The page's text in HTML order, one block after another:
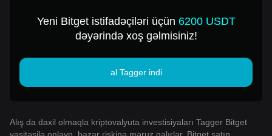
Yeni Bitget istifadəçiləri üçün 6200 USDT
dəyərində xoş gəlmisiniz!
al Tagger indi
Alış da daxil olmaqla kriptovalyuta investisiyaları Tagger Bitget